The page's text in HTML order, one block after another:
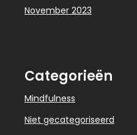
November 2023
Categorieën
Mindfulness
Niet gecategoriseerd